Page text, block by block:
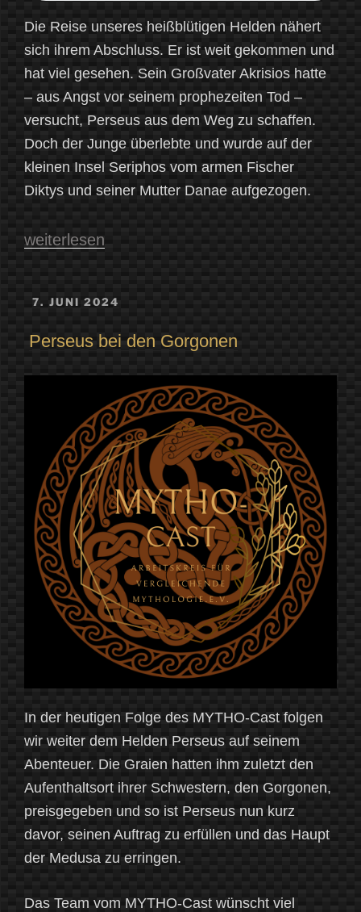
Die Reise unseres heißblütigen Helden nähert
sich ihrem Abschluss. Er ist weit gekommen und
hat viel gesehen. Sein Großvater Akrisios hatte
– aus Angst vor seinem prophezeiten Tod –
versucht, Perseus aus dem Weg zu schaffen.
Doch der Junge überlebte und wurde auf der
kleinen Insel Seriphos vom armen Fischer
Diktys und seiner Mutter Danae aufgezogen.
„Perseus
weiterlesen
VERÖFFENTLICHT
7. JUNI 2024
Perseus bei den Gorgonen
In der heutigen Folge des MYTHO-Cast folgen
wir weiter dem Helden Perseus auf seinem
Abenteuer. Die Graien hatten ihm zuletzt den
Aufenthaltsort ihrer Schwestern, den Gorgonen,
preisgegeben und so ist Perseus nun kurz
davor, seinen Auftrag zu erfüllen und das Haupt
der Medusa zu erringen.
Das Team vom MYTHO-Cast wünscht viel